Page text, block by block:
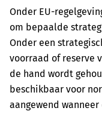
Onder EU-
om bepaalde
Onder een
voorraad of reserve
de hand wordt
beschikbaar voor
aangewend